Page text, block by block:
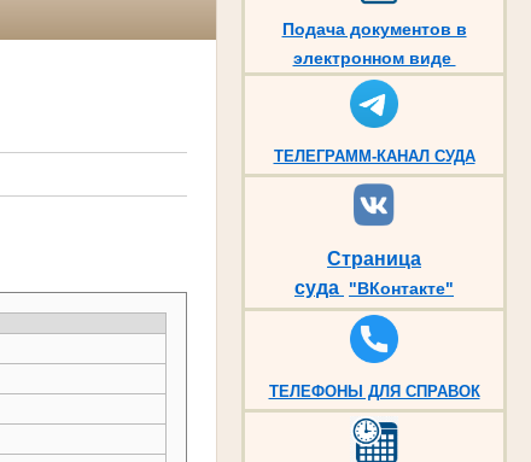
Подача документов в
электронном виде
ТЕЛЕГРАММ-КАНАЛ СУДА
Страница
суда "ВКонтакте"
ТЕЛЕФОНЫ ДЛЯ СПРАВОК